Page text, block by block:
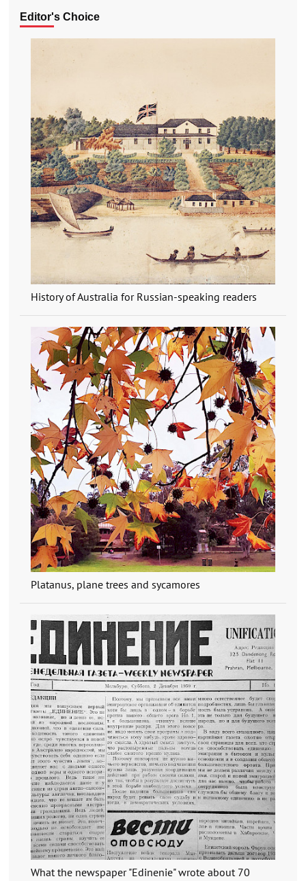
Editor's Choice
History of Australia for Russian-speaking readers
Platanus, plane trees and sycamores
What the newspaper "Edinenie" wrote about 70